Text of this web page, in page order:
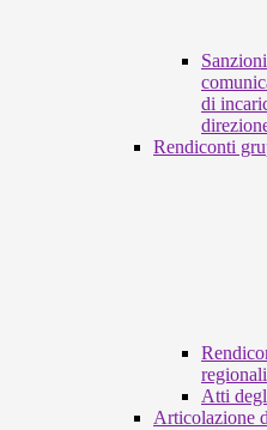
di
Rendiconti
Atti
Articolazione